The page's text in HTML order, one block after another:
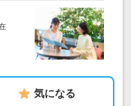
気になる